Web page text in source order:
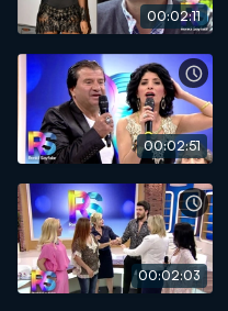
00:02:11
00:02:51
00:02:03